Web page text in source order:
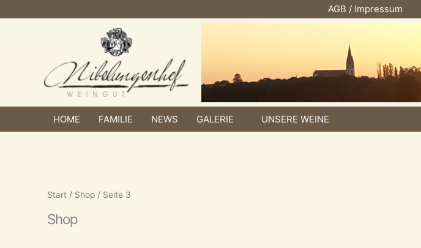
Inhalt
AGB / Impressum
HOME FAMILIE NEWS GALERIE UNSERE WEINE
Start / Shop / Seite 3
Shop